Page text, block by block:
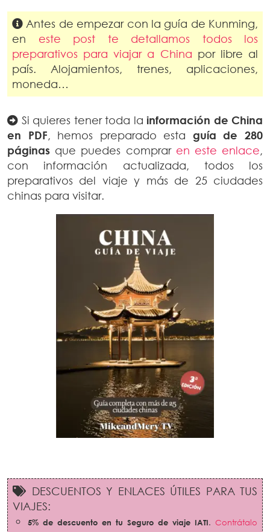
Antes de empezar con la guía de Kunming,
en este post te detallamos todos los
preparativos para viajar a China por libre al
país. Alojamientos, trenes, aplicaciones,
moneda…
Si quieres tener toda la información de China
en PDF, hemos preparado esta guía de 280
páginas que puedes comprar en este enlace,
con información actualizada, todos los
preparativos del viaje y más de 25 ciudades
chinas para visitar.
DESCUENTOS Y ENLACES ÚTILES PARA TUS
VIAJES:
5% de descuento en tu Seguro de viaje IATI. Contrátalo